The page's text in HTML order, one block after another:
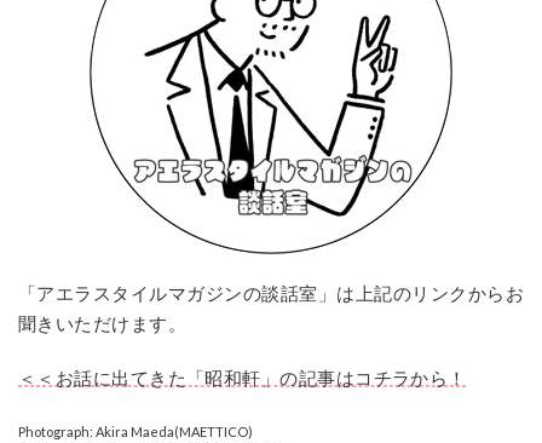
「アエラスタイルマガジンの談話室」は上記のリンクからお
聞きいただけます。
＜＜お話に出てきた「昭和軒」の記事はコチラから！
Photograph: Akira Maeda(MAETTICO)